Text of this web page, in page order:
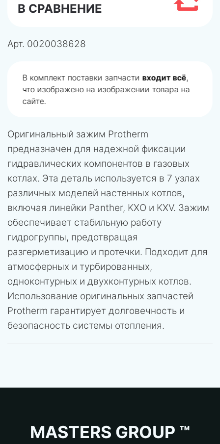
В СРАВНЕНИЕ
Арт. 0020038628
В комплект поставки запчастивходит всё,
что изображено на изображении товара на
сайте.
Оригинальный зажим Protherm
предназначен для надежной фиксации
гидравлических компонентов в газовых
котлах. Эта деталь используется в 7 узлах
различных моделей настенных котлов,
включая линейки Panther, KXO и KXV. Зажим
обеспечивает стабильную работу
гидрогруппы, предотвращая
разгерметизацию и протечки. Подходит для
атмосферных и турбированных,
одноконтурных и двухконтурных котлов.
Использование оригинальных запчастей
Protherm гарантирует долговечность и
безопасность системы отопления.
MASTERS GROUP ™